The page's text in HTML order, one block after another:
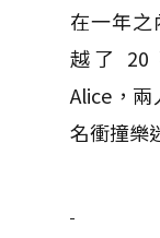
在一年之
越了 20
Alice，
名衝撞樂